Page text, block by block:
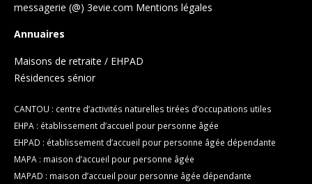
messagerie (@) 3evie.com Mentions légales
Annuaires
Maisons de retraite / EHPAD
Résidences sénior
CANTOU : centre d’activités naturelles tirées d’occupations utiles
EHPA : établissement d’accueil pour personne âgée
EHPAD : établissement d’accueil pour personne âgée dépendante
MAPA : maison d’accueil pour personne âgée
MAPAD : maison d’accueil pour personne âgée dépendante